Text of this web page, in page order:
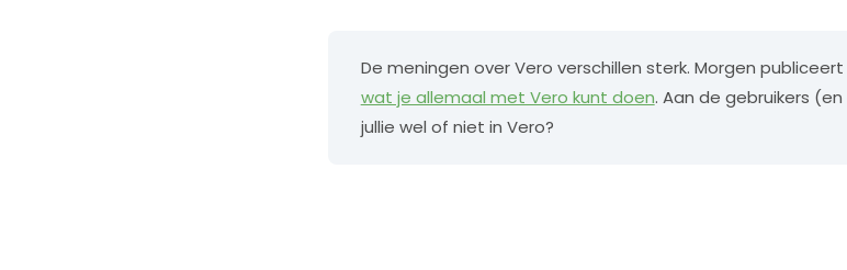
De meningen over Vero verschillen sterk. Morgen
wat je allemaal met Vero kunt doen. Aan de gebruikers
jullie wel of niet in Vero?